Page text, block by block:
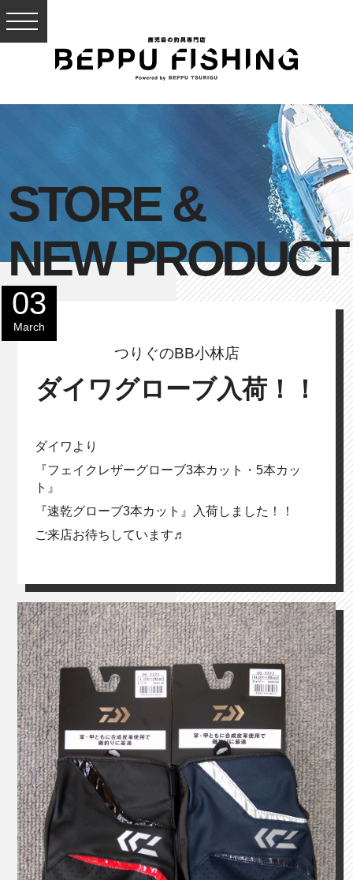
STORE &
NEW PRODUCT
03
March
つりぐのBB小林店
ダイワグローブ入荷！！
ダイワより
『フェイクレザーグローブ3本カット・5本カッ
ト』
『速乾グローブ3本カット』入荷しました！！
ご来店お待ちしています♬